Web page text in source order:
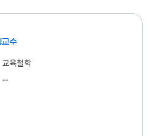
교수
교육철학
--